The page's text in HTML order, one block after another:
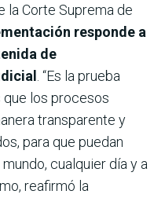
la Corte Suprema de
responde a
de
. “Es la prueba
los procesos
transparente y
para que puedan
cualquier día y a
reafirmó la